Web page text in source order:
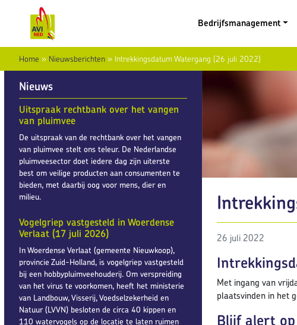
Bedrijfsmanagement
Home » Nieuwsberichten » Intrekkingsdatum Watergang (26 juli 2022)
Nieuws
Uitspraak rechtbank over het vangen
van pluimvee
De uitspraak van de rechtbank over het vangen
van pluimvee stelt ons teleur. De Nederlandse
pluimveesector doet iedere dag zijn uiterste
best om veilige producten aan consumenten te
bieden, met daarbij oog voor mens, dier en
milieu.
Vogelgriep vastgesteld in Woerdense
Verlaat (17 juli 2026)
In Woerdense Verlaat (gemeente Nieuwkoop),
provincie Zuid-Holland, is vogelgriep vastgesteld
bij een hobbypluimveehouderij. Om verspreiding
van het virus te voorkomen, heeft het ministerie
van Landbouw, Visserij, Voedselzekerheid en
Natuur (LVVN) besloten de circa 40 kippen en
110 watervogels op de locatie te laten ruimen
26 juli 2022
Met ingang van
plaatsvinden in het
Blijf alert